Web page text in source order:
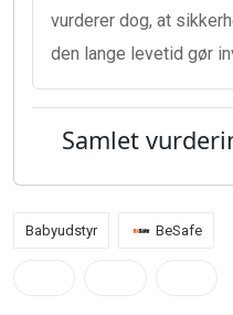
vurderer dog, at
den lange levetid gør
Samlet
Babyudstyr BeSafe